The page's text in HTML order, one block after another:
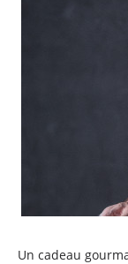
Un cadeau